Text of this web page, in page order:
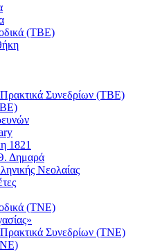
(ΤΒΕ)
Πρακτικά Συνεδρίων (ΤΒΕ)
1821
Δημαρά
Νεολαίας
(ΤΝΕ)
Πρακτικά Συνεδρίων (ΤΝΕ)